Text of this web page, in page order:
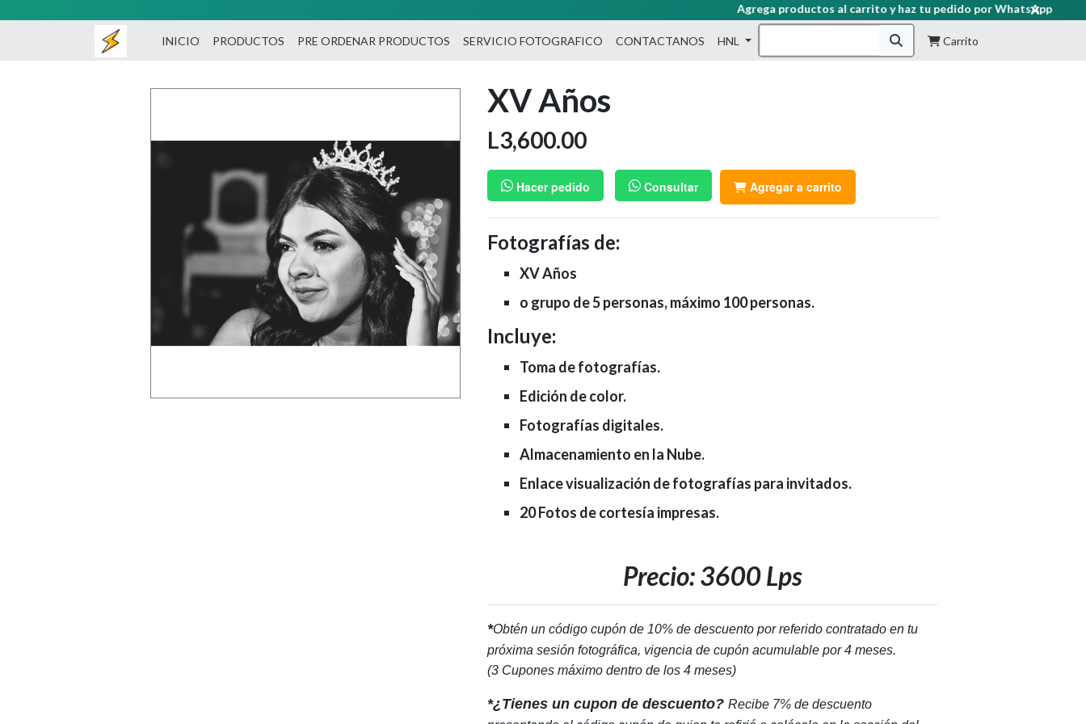
Agrega productos al carrito y haz tu pedido por WhatsApp
INICIO PRODUCTOS PRE ORDENAR PRODUCTOS SERVICIO FOTOGRAFICO CONTACTANOS HNL Carrito
XV Años
L3,600.00
Hacer pedido Consultar Agregar a carrito
Fotografías de:
XV Años
o grupo de 5 personas, máximo 100 personas.
Incluye:
Toma de fotografías.
Edición de color.
Fotografías digitales.
Almacenamiento en la Nube.
Enlace visualización de fotografías para invitados.
20 Fotos de cortesía impresas.
Precio: 3600 Lps
*Obtén un código cupón de 10% de descuento por referido contratado en tu
próxima sesión fotográfica, vigencia de cupón acumulable por 4 meses.
(3 Cupones máximo dentro de los 4 meses)
*¿Tienes un cupon de descuento? Recibe 7% de descuento